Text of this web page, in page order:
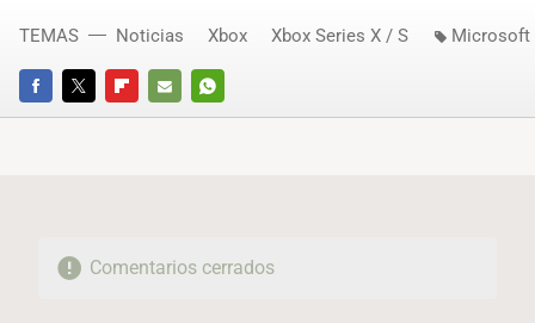
FACEBOOKTWITTERFLIPBOARD
E-
WHATSAPP
TEMAS Noticias Xbox Xbox Series X / S Microsoft
Comentarios cerrados